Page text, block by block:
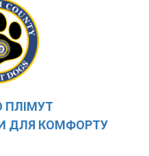
ПЛІМУТ
ДЛЯ КОМФОРТУ